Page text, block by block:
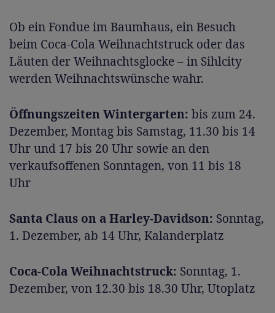
Ob ein Fondue im Baumhaus, ein Besuch
beim Coca-Cola Weihnachtstruck oder das
Läuten der Weihnachtsglocke – in Sihlcity
werden Weihnachtswünsche wahr.
Öffnungszeiten Wintergarten: bis zum 24.
Dezember, Montag bis Samstag, 11.30 bis 14
Uhr und 17 bis 20 Uhr sowie an den
verkaufsoffenen Sonntagen, von 11 bis 18
Uhr
Santa Claus on a Harley-Davidson: Sonntag,
1. Dezember, ab 14 Uhr, Kalanderplatz
Coca-Cola Weihnachtstruck: Sonntag, 1.
Dezember, von 12.30 bis 18.30 Uhr, Utoplatz